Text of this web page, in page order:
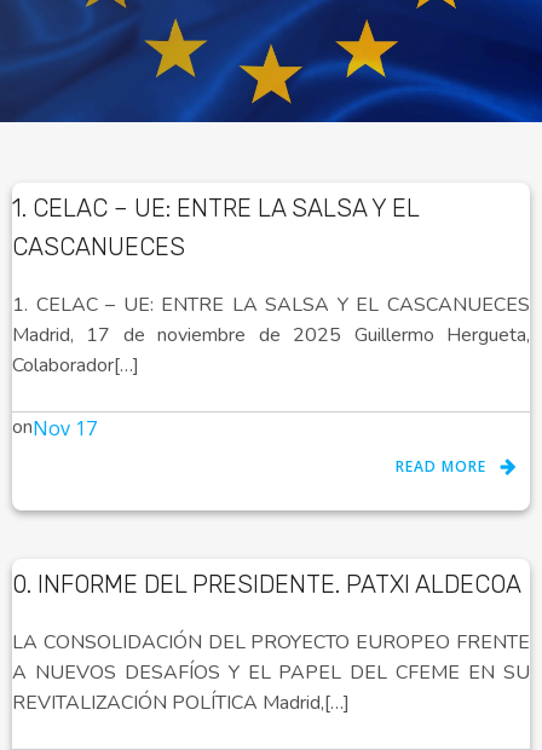
1. CELAC – UE: ENTRE LA SALSA Y EL
CASCANUECES
1. CELAC – UE: ENTRE LA SALSA Y EL CASCANUECES
Madrid, 17 de noviembre de 2025 Guillermo Hergueta,
Colaborador[…]
onNov 17
READ MORE
0. INFORME DEL PRESIDENTE. PATXI ALDECOA
LA CONSOLIDACIÓN DEL PROYECTO EUROPEO FRENTE
A NUEVOS DESAFÍOS Y EL PAPEL DEL CFEME EN SU
REVITALIZACIÓN POLÍTICA Madrid,[…]